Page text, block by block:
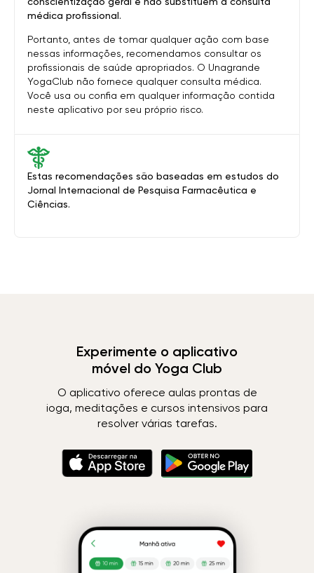
Estas recomendações são baseadas em estudos do
Jornal Internacional de Pesquisa Farmacêutica e
Ciências.
médica profissional.
Portanto, antes de tomar qualquer ação com base
nessas informações, recomendamos consultar os
profissionais de saúde apropriados. O Unagrande
YogaClub não fornece qualquer consulta médica.
Você usa ou confia em qualquer informação contida
neste aplicativo por seu próprio risco.
Experimente o aplicativo
móvel do Yoga Club
O aplicativo oferece aulas prontas de
ioga, meditações e cursos intensivos para
resolver várias tarefas.